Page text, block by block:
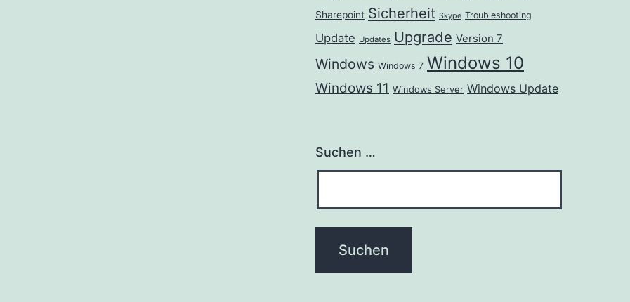
Sharepoint Sicherheit Skype Troubleshooting
Update Updates Upgrade Version 7
Windows Windows 7 Windows 10
Windows 11 Windows Server Windows Update
Suchen …